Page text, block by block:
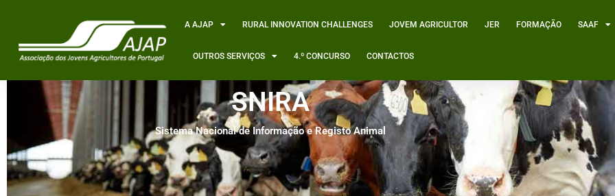
content
A AJAP RURAL INNOVATION CHALLENGES JOVEM AGRICULTOR JER FORMAÇÃO SAAF
OUTROS SERVIÇOS 4.º CONCURSO CONTACTOS
SNIRA
Sistema Nacional de Informação e Registo Animal